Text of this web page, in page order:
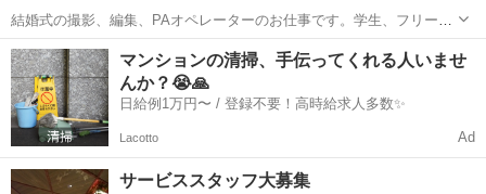
結婚式の撮影、編集、PAオペレーターのお仕事です。学生、フリータ
ー活躍中！ 未経験者OK！丁寧な研修制度があります！！ 岩国市の結
婚式場リビエールでの勤務になります。
山口 岩国市 結婚式場 カメラマン
マンションの清掃、手伝ってくれる人いませ
んか？😭🙏
日給例1万円〜 / 登録不要！高時給求人多数✨
Lacotto Ad
サービススタッフ大募集